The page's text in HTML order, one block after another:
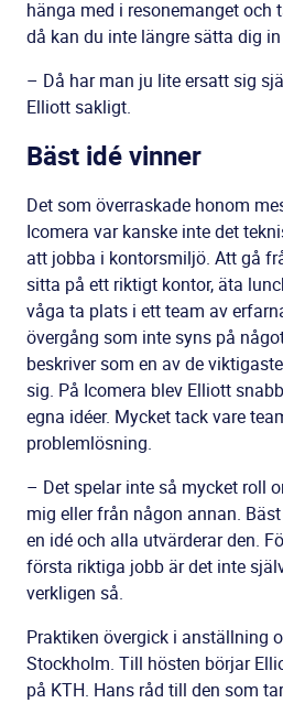
hänga med i resonemanget och
då kan du inte längre sätta dig
– Då har man ju lite ersatt sig
Elliott sakligt.
Bäst idé vinner
Det som överraskade honom
Icomera var kanske inte det
att jobba i kontorsmiljö. Att gå
sitta på ett riktigt kontor, äta
våga ta plats i ett team av
övergång som inte syns på
beskriver som en av de
sig. På Icomera blev Elliott
egna idéer. Mycket tack vare
problemlösning.
– Det spelar inte så mycket roll
mig eller från någon annan.
en idé och alla utvärderar den.
första riktiga jobb är det inte
verkligen så.
Praktiken övergick i anställning
Stockholm. Till hösten börjar
på KTH. Hans råd till den som